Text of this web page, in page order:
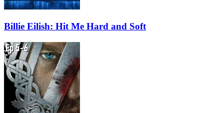
Billie Eilish: Hit Me Hard and Soft